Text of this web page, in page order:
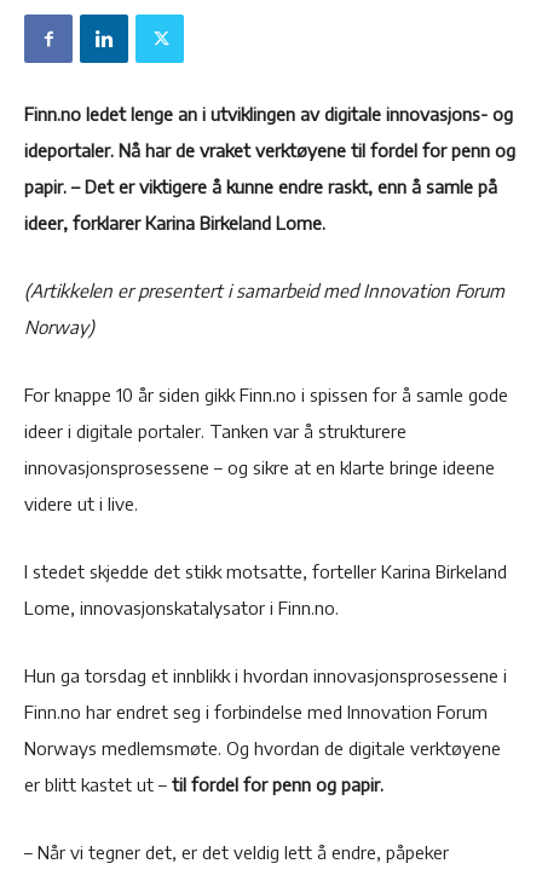
Finn.no ledet lenge an i utviklingen av digitale innovasjons- og
ideportaler. Nå har de vraket verktøyene til fordel for penn og
papir. – Det er viktigere å kunne endre raskt, enn å samle på
ideer, forklarer Karina Birkeland Lome.
(Artikkelen er presentert i samarbeid med Innovation Forum
Norway)
For knappe 10 år siden gikk Finn.no i spissen for å samle gode
ideer i digitale portaler. Tanken var å strukturere
innovasjonsprosessene – og sikre at en klarte bringe ideene
videre ut i live.
I stedet skjedde det stikk motsatte, forteller Karina Birkeland
Lome, innovasjonskatalysator i Finn.no.
Hun ga torsdag et innblikk i hvordan innovasjonsprosessene i
Finn.no har endret seg i forbindelse med Innovation Forum
Norways medlemsmøte. Og hvordan de digitale verktøyene
er blitt kastet ut – til fordel for penn og papir.
– Når vi tegner det, er det veldig lett å endre, påpeker